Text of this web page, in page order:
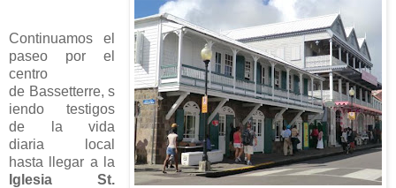
Continuamos el
paseo por el
centro
de Bassetterre, s
iendo testigos
de la vida
diaria local
hasta llegar a la
Iglesia St.